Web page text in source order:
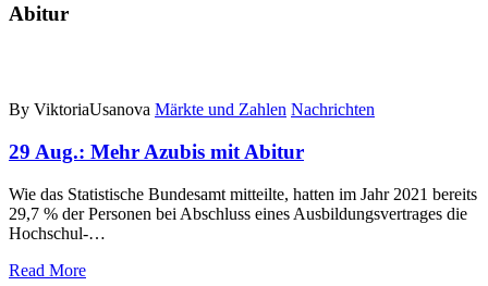
Abitur
By ViktoriaUsanova Märkte und Zahlen Nachrichten
29 Aug.: Mehr Azubis mit Abitur
Wie das Statistische Bundesamt mitteilte, hatten im Jahr 2021 bereits
29,7 % der Personen bei Abschluss eines Ausbildungsvertrages die
Hochschul-…
Read More